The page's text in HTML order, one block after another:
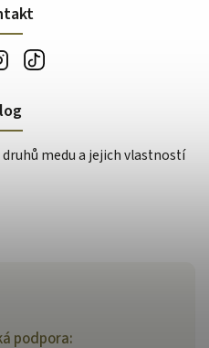
podpora:
medu a jejich vlastností